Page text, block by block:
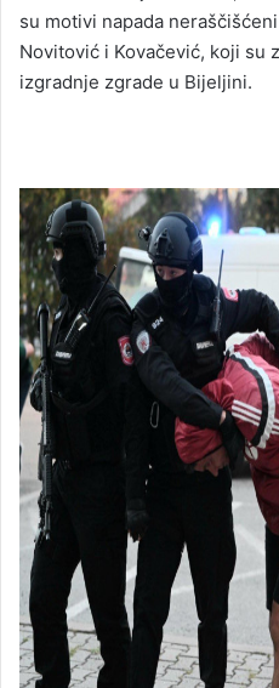
su motivi napada
Novitović i Kovačević, koji su
izgradnje zgrade u Bijeljini.